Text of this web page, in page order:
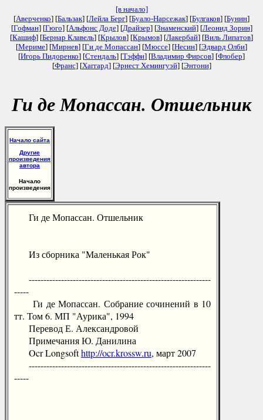
[в начало]
[Аверченко] [Бальзак] [Лейла Берг] [Буало-Нарсежак] [Булгаков] [Бунин]
[Гофман] [Гюго] [Альфонс Доде] [Драйзер] [Знаменский] [Леонид Зорин]
[Кашиф] [Бернар Клавель] [Крылов] [Крымов] [Лакербай] [Виль Липатов]
[Мериме] [Мирнев] [Ги де Мопассан] [Мюссе] [Несин] [Эдвард Олби]
[Игорь Пидоренко] [Стендаль] [Тэффи] [Владимир Фирсов] [Флобер]
[Франс] [Хаггард] [Эрнест Хемингуэй] [Энтони]
Ги де Мопассан. Отшельник
Начало сайта
Другие
произведения
автора
Начало
произведения
Ги де Мопассан. Отшельник
Из сборника "Маленькая Рок"
--------------------------------------------------------------
-----
Ги де Мопассан. Собрание сочинений в 10
тт. Том 6. МП "Аурика", 1994
Перевод Е. Александровой
Примечания Ю. Данилина
Ocr Longsofthttp://ocr.krossw.ru, март 2007
--------------------------------------------------------------
-----